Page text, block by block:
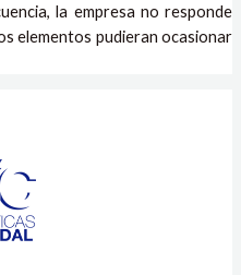
la empresa no responde
elementos pudieran ocasionar